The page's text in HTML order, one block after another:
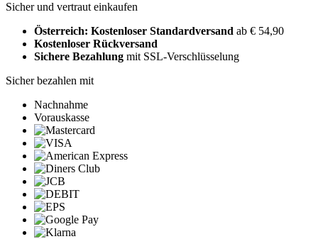
Sicher und vertraut einkaufen
Österreich: Kostenloser Standardversand ab € 54,90
Kostenloser Rückversand
Sichere Bezahlung mit SSL-Verschlüsselung
Sicher bezahlen mit
Nachnahme
Vorauskasse